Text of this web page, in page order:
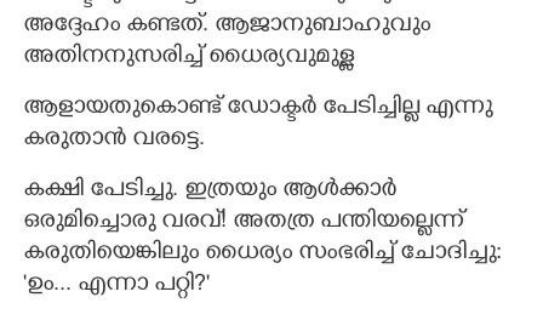
അദ്ദേഹം കണ്ടത്. ആജാനുബാഹുവും
അതിനനുസരിച്ച് ധൈര്യവുമുള്ള
ആളായതുകൊണ്ട് ഡോക്ടർ പേടിച്ചില്ല എന്നു
കരുതാൻ വരട്ടെ.
കക്ഷി പേടിച്ചു. ഇത്രയും ആൾക്കാ‌ർ
ഒരുമിച്ചൊരു വരവ്! അതത്ര പന്തിയല്ലെന്ന്
കരുതിയെങ്കിലും ധൈര്യം സംഭരിച്ച് ചോദിച്ചു:
'ഉം... എന്നാ പറ്റി?"